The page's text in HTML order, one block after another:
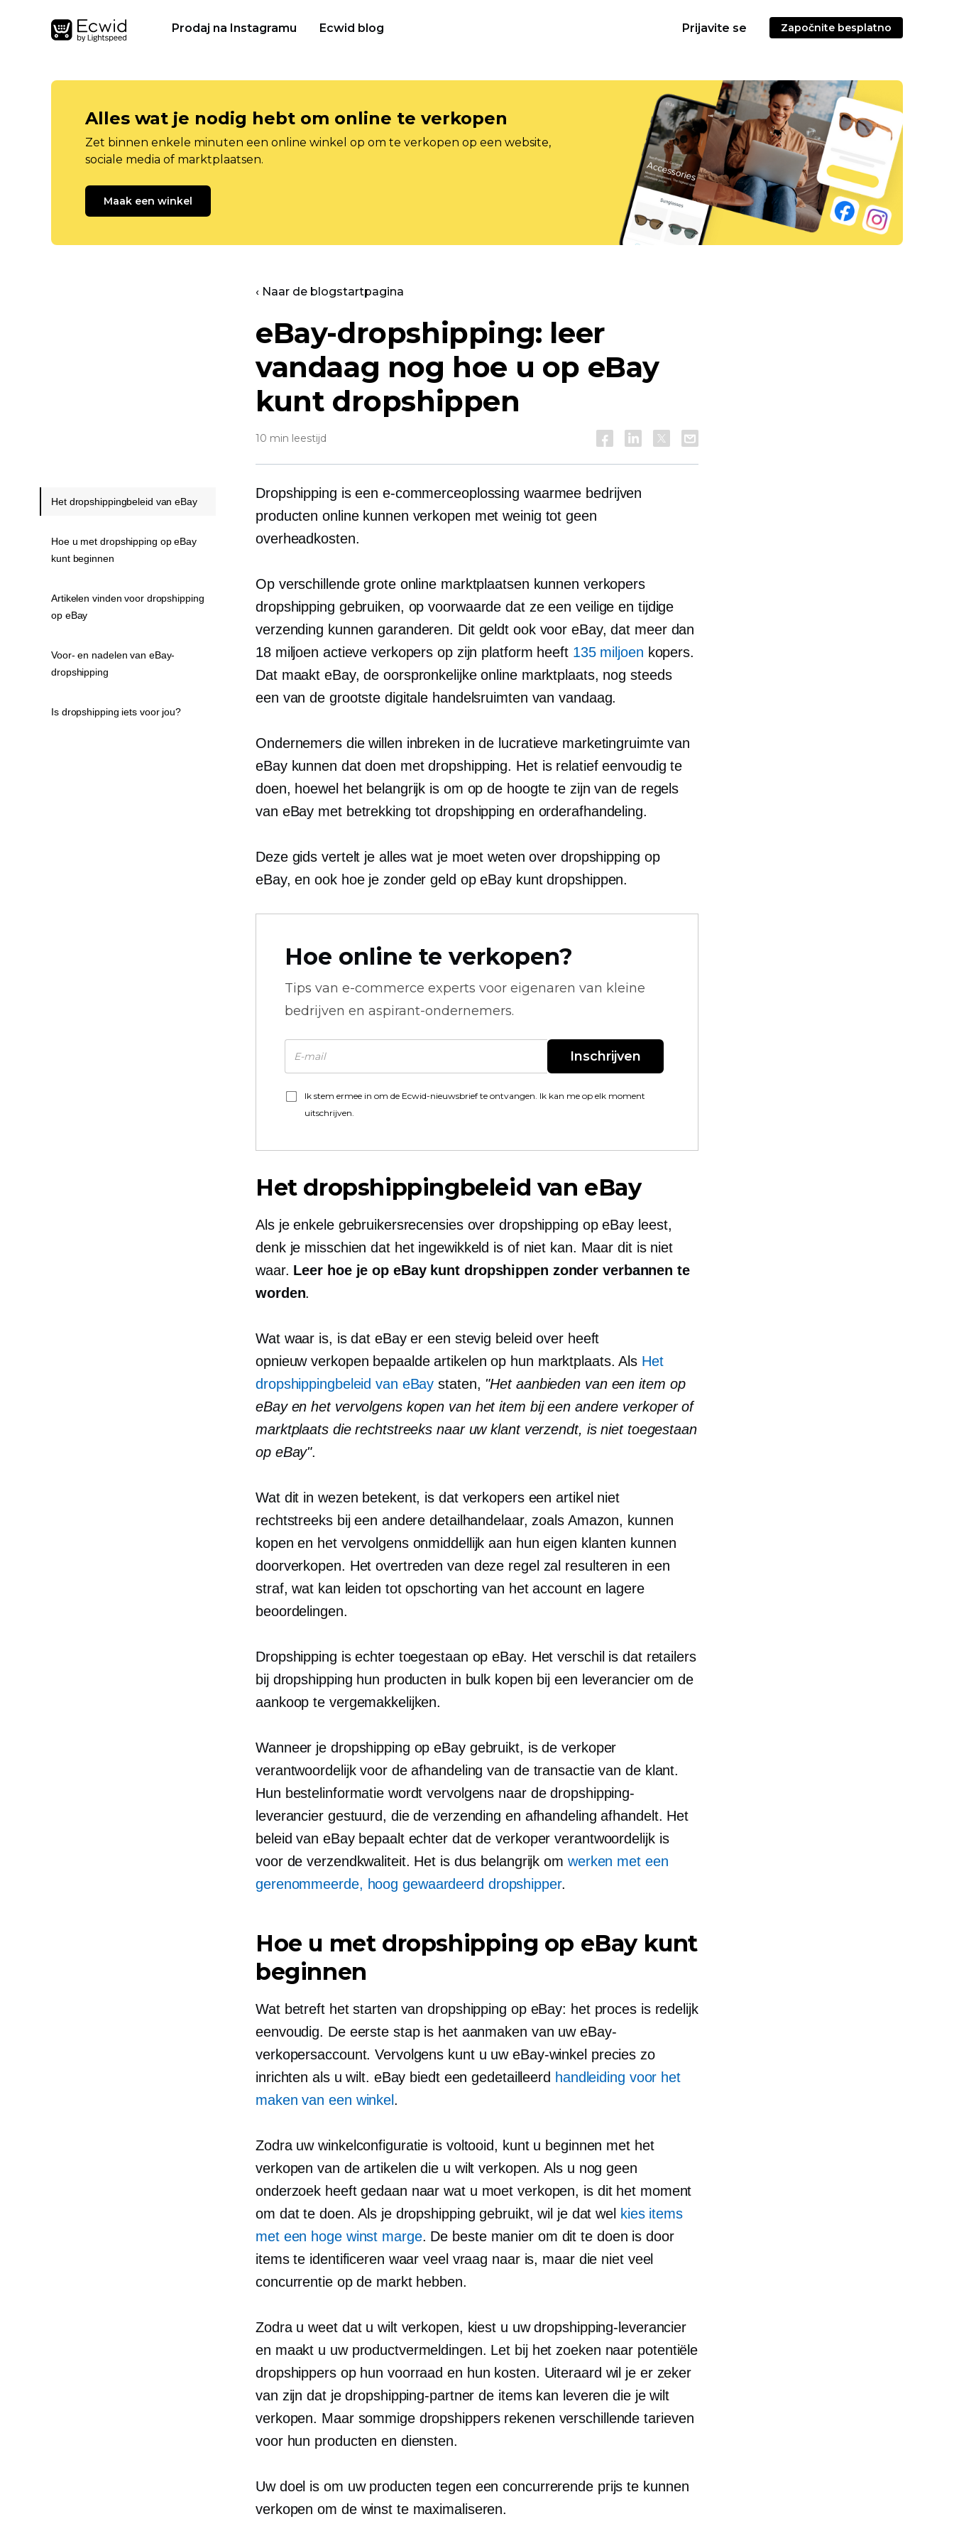
Prodaj na Instagramu Ecwid blog Prijavite se Započnite besplatno
Alles wat je nodig hebt om online te verkopen
Zet binnen enkele minuten een online winkel op om te verkopen op een website,
sociale media of marktplaatsen.
Maak een winkel
‹ Naar de blogstartpagina
eBay-dropshipping: leer
vandaag nog hoe u op eBay
kunt dropshippen
10 min leestijd
Dropshipping is een e-commerceoplossing waarmee bedrijven
producten online kunnen verkopen met weinig tot geen
overheadkosten.
Op verschillende grote online marktplaatsen kunnen verkopers
dropshipping gebruiken, op voorwaarde dat ze een veilige en tijdige
verzending kunnen garanderen. Dit geldt ook voor eBay, dat meer dan
18 miljoen actieve verkopers op zijn platform heeft 135 miljoen kopers.
Dat maakt eBay, de oorspronkelijke online marktplaats, nog steeds
een van de grootste digitale handelsruimten van vandaag.
Ondernemers die willen inbreken in de lucratieve marketingruimte van
eBay kunnen dat doen met dropshipping. Het is relatief eenvoudig te
doen, hoewel het belangrijk is om op de hoogte te zijn van de regels
van eBay met betrekking tot dropshipping en orderafhandeling.
Deze gids vertelt je alles wat je moet weten over dropshipping op
eBay, en ook hoe je zonder geld op eBay kunt dropshippen.
Hoe online te verkopen?
Tips van e-commerce experts voor eigenaren van kleine
bedrijven en aspirant-ondernemers.
Inschrijven
Ik stem ermee in om de Ecwid-nieuwsbrief te ontvangen. Ik kan me op elk moment
uitschrijven.
Het dropshippingbeleid van eBay
Als je enkele gebruikersrecensies over dropshipping op eBay leest,
denk je misschien dat het ingewikkeld is of niet kan. Maar dit is niet
waar. Leer hoe je op eBay kunt dropshippen zonder verbannen te
worden.
Wat waar is, is dat eBay er een stevig beleid over heeft
opnieuw verkopen bepaalde artikelen op hun marktplaats. Als Het
dropshippingbeleid van eBay staten, "Het aanbieden van een item op
eBay en het vervolgens kopen van het item bij een andere verkoper of
marktplaats die rechtstreeks naar uw klant verzendt, is niet toegestaan
​​op eBay".
Wat dit in wezen betekent, is dat verkopers een artikel niet
rechtstreeks bij een andere detailhandelaar, zoals Amazon, kunnen
kopen en het vervolgens onmiddellijk aan hun eigen klanten kunnen
doorverkopen. Het overtreden van deze regel zal resulteren in een
straf, wat kan leiden tot opschorting van het account en lagere
beoordelingen.
Dropshipping is echter toegestaan ​​op eBay. Het verschil is dat retailers
bij dropshipping hun producten in bulk kopen bij een leverancier om de
aankoop te vergemakkelijken.
Wanneer je dropshipping op eBay gebruikt, is de verkoper
verantwoordelijk voor de afhandeling van de transactie van de klant.
Hun bestelinformatie wordt vervolgens naar de dropshipping-
leverancier gestuurd, die de verzending en afhandeling afhandelt. Het
beleid van eBay bepaalt echter dat de verkoper verantwoordelijk is
voor de verzendkwaliteit. Het is dus belangrijk om werken met een
gerenommeerde, hoog gewaardeerd dropshipper.
Hoe u met dropshipping op eBay kunt
beginnen
Wat betreft het starten van dropshipping op eBay: het proces is redelijk
eenvoudig. De eerste stap is het aanmaken van uw eBay-
verkopersaccount. Vervolgens kunt u uw eBay-winkel precies zo
inrichten als u wilt. eBay biedt een gedetailleerd handleiding voor het
maken van een winkel .
Zodra uw winkelconfiguratie is voltooid, kunt u beginnen met het
verkopen van de artikelen die u wilt verkopen. Als u nog geen
onderzoek heeft gedaan naar wat u moet verkopen, is dit het moment
om dat te doen. Als je dropshipping gebruikt, wil je dat wel kies items
met een hoge winst marge. De beste manier om dit te doen is door
items te identificeren waar veel vraag naar is, maar die niet veel
concurrentie op de markt hebben.
Zodra u weet dat u wilt verkopen, kiest u uw dropshipping-leverancier
en maakt u uw productvermeldingen. Let bij het zoeken naar potentiële
dropshippers op hun voorraad en hun kosten. Uiteraard wil je er zeker
van zijn dat je dropshipping-partner de items kan leveren die je wilt
verkopen. Maar sommige dropshippers rekenen verschillende tarieven
voor hun producten en diensten.
Uw doel is om uw producten tegen een concurrerende prijs te kunnen
verkopen om de winst te maximaliseren.
Het dropshippingbeleid van eBay
Hoe u met dropshipping op eBay
kunt beginnen
Artikelen vinden voor dropshipping
op eBay
Voor- en nadelen van eBay-
dropshipping
Is dropshipping iets voor jou?